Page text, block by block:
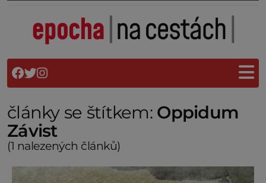
články se štítkem: Oppidum
Závist
(1 nalezených článků)